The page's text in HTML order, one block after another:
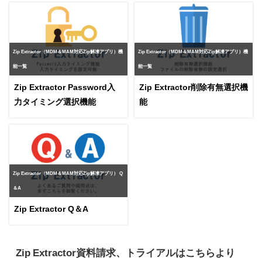
Zip Extractor（MDM＆MAM対応Zip解凍アプリ）機
能一覧
Zip Extractor Password入
力タイミング選択機能
Zip Extractor（MDM＆MAM対応Zip解凍アプリ）機
能一覧
Zip Extractor削除有無選択機
能
Zip Extractor（MDM＆MAM対応Zip解凍アプリ） Q
＆A
Zip Extractor Q＆A
Zip Extractor資料請求、トライアルはこちらより